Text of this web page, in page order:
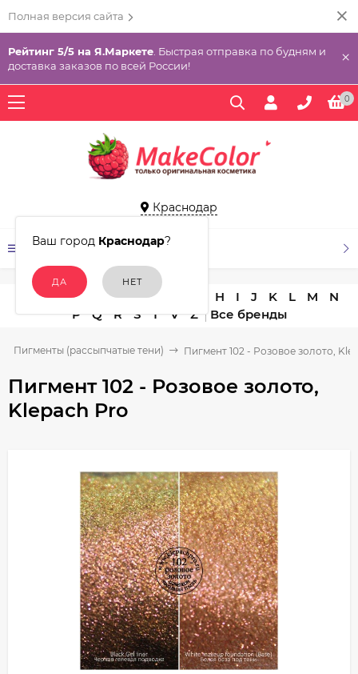
Полная версия сайта
Рейтинг 5/5 на Я.Маркете . Быстрая отправка по будням и
доставка заказов по всей России!
×
0
Краснодар
Ваш город Краснодар?
КАТАЛОГ ТОВАРОВ
A C D E H I J K L M
N
P
Q R S T V Z
Пигменты (рассыпчатые тени) Пигмент 102 - Розовое золото,
Пигмент 102 - Розовое золото,
Klepach Pro